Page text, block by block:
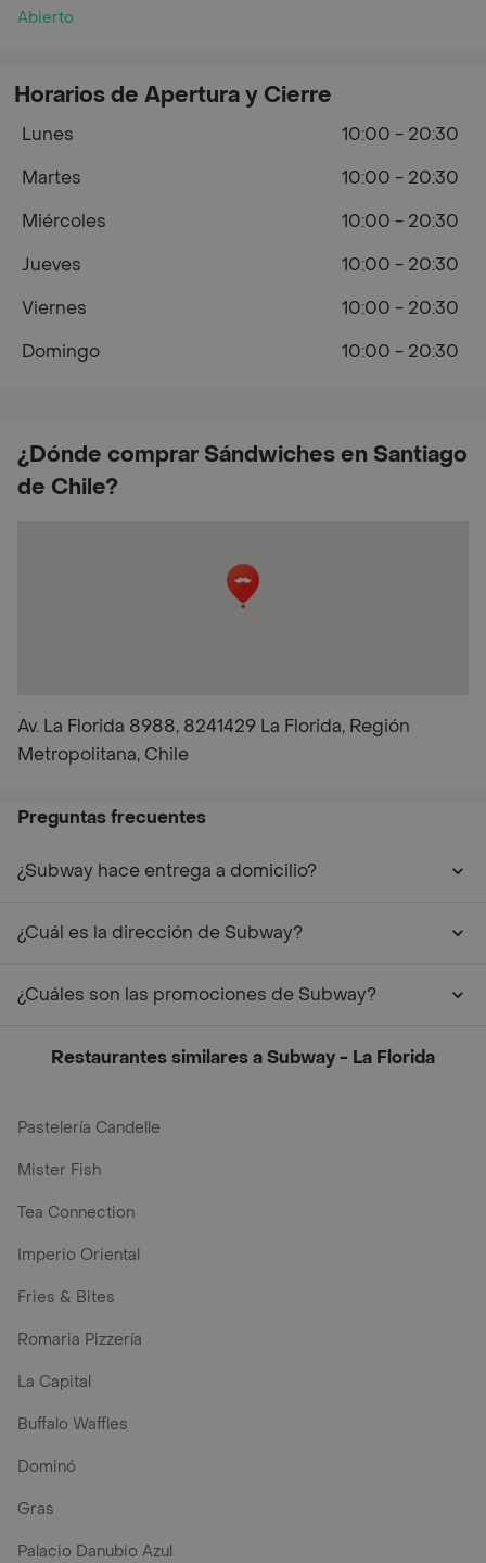
Abierto
¿Dónde comprar Sándwiches en Santiago
de Chile?
Av. La Florida 8988, 8241429 La Florida, Región
Metropolitana, Chile
Horarios de Apertura y Cierre
Lunes
10:00 - 20:30
Martes
10:00 - 20:30
Miércoles
10:00 - 20:30
Jueves
10:00 - 20:30
Viernes
10:00 - 20:30
Domingo
10:00 - 20:30
Preguntas frecuentes
¿Subway hace entrega a domicilio?
¿Cuál es la dirección de Subway?
¿Cuáles son las promociones de Subway?
Restaurantes similares a Subway - La Florida
Pastelería Candelle
Mister Fish
Tea Connection
Imperio Oriental
Fries & Bites
Romaria Pizzería
La Capital
Buffalo Waffles
Dominó
Gras
Palacio Danubio Azul